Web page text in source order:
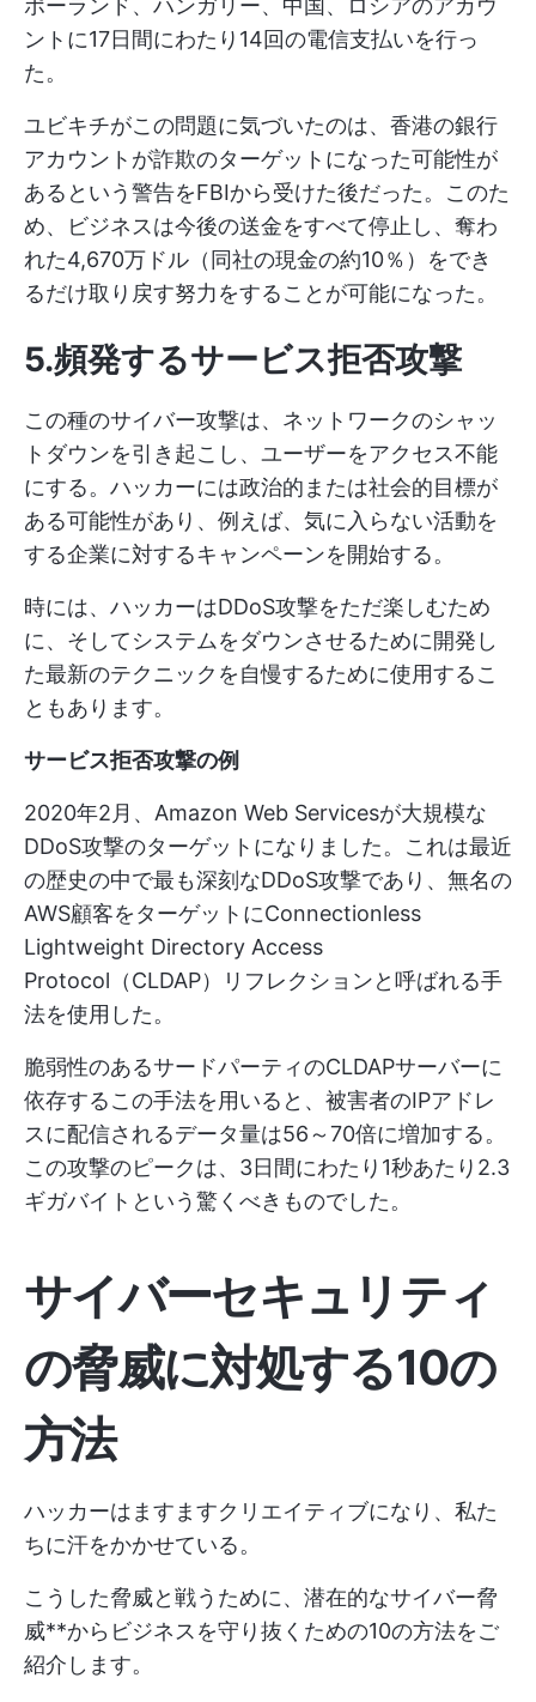
ントに17日間にわたり14回の電信支払いを行っ
た。
ユビキチがこの問題に気づいたのは、香港の銀行
アカウントが詐欺のターゲットになった可能性が
あるという警告をFBIから受けた後だった。このた
め、ビジネスは今後の送金をすべて停止し、奪わ
れた4,670万ドル（同社の現金の約10％）をでき
るだけ取り戻す努力をすることが可能になった。
5.頻発するサービス拒否攻撃
この種のサイバー攻撃は、ネットワークのシャッ
トダウンを引き起こし、ユーザーをアクセス不能
にする。ハッカーには政治的または社会的目標が
ある可能性があり、例えば、気に入らない活動を
する企業に対するキャンペーンを開始する。
時には、ハッカーはDDoS攻撃をただ楽しむため
に、そしてシステムをダウンさせるために開発し
た最新のテクニックを自慢するために使用するこ
ともあります。
サービス拒否攻撃の例
2020年2月、Amazon Web Servicesが大規模な
DDoS攻撃のターゲットになりました。これは最近
の歴史の中で最も深刻なDDoS攻撃であり、無名の
AWS顧客をターゲットにConnectionless
Lightweight Directory Access
Protocol（CLDAP）リフレクションと呼ばれる手
法を使用した。
脆弱性のあるサードパーティのCLDAPサーバーに
依存するこの手法を用いると、被害者のIPアドレ
スに配信されるデータ量は56～70倍に増加する。
この攻撃のピークは、3日間にわたり1秒あたり2.3
ギガバイトという驚くべきものでした。
サイバーセキュリティ
の脅威に対処する10の
方法
ハッカーはますますクリエイティブになり、私た
ちに汗をかかせている。
こうした脅威と戦うために、潜在的なサイバー脅
威**からビジネスを守り抜くための10の方法をご
紹介します。